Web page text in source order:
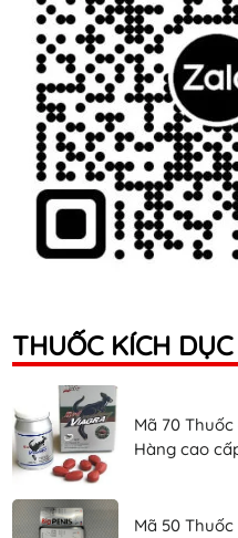
THUỐC KÍCH
Mã 70
Hàng cao
Mã 50